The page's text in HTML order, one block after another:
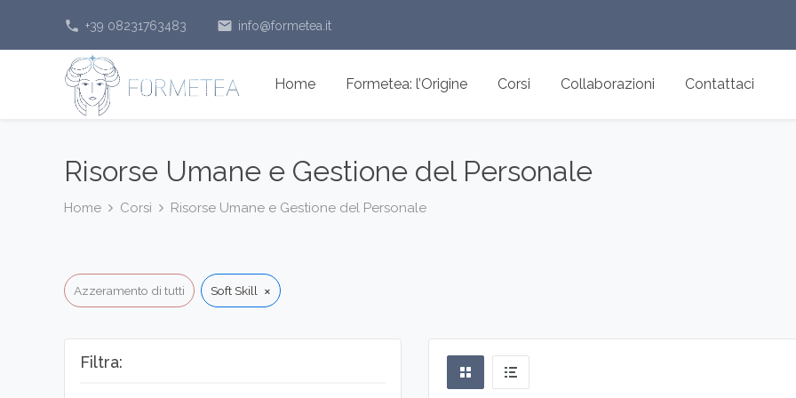
phone +39 08231763483 email info@formetea.it
Home Formetea: l’Origine Corsi Collaborazioni Contattaci
Risorse Umane e Gestione del Personale
Home Corsi Risorse Umane e Gestione del Personale
Azzeramento di tutti Soft Skill ×
Filtra: